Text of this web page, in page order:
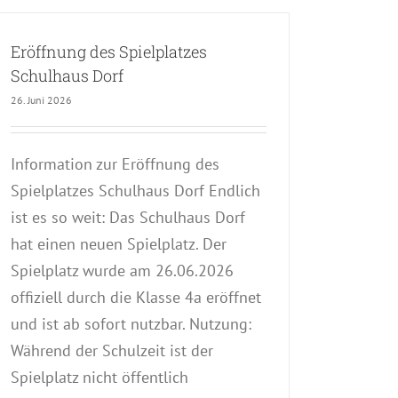
Eröffnung des Spielplatzes
Schulhaus Dorf
26. Juni 2026
Information zur Eröffnung des
Spielplatzes Schulhaus Dorf Endlich
ist es so weit: Das Schulhaus Dorf
hat einen neuen Spielplatz. Der
Spielplatz wurde am 26.06.2026
offiziell durch die Klasse 4a eröffnet
und ist ab sofort nutzbar. Nutzung:
Während der Schulzeit ist der
Spielplatz nicht öffentlich